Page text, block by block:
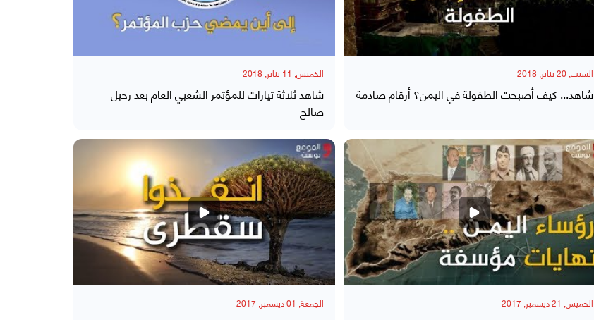
السبت, 20 يناير, 2018
شاهد... كيف أصبحت الطفولة في اليمن؟ أرقام صادمة
الخميس, 11 يناير, 2018
شاهد ثلاثة تيارات للمؤتمر الشعبي العام بعد رحيل
صالح
الخميس, 21 ديسمبر, 2017 الجمعة, 01 ديسمبر, 2017